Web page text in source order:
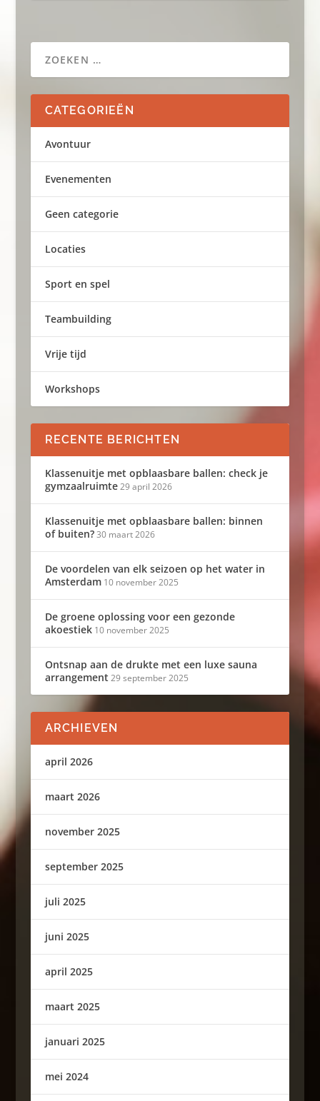
CATEGORIEËN
Avontuur
Evenementen
Geen categorie
Locaties
Sport en spel
Teambuilding
Vrije tijd
Workshops
RECENTE BERICHTEN
Klassenuitje met opblaasbare ballen: check je
gymzaalruimte 29 april 2026
Klassenuitje met opblaasbare ballen: binnen
of buiten? 30 maart 2026
De voordelen van elk seizoen op het water in
Amsterdam 10 november 2025
De groene oplossing voor een gezonde
akoestiek 10 november 2025
Ontsnap aan de drukte met een luxe sauna
arrangement 29 september 2025
ARCHIEVEN
april 2026
maart 2026
november 2025
september 2025
juli 2025
juni 2025
april 2025
maart 2025
januari 2025
mei 2024